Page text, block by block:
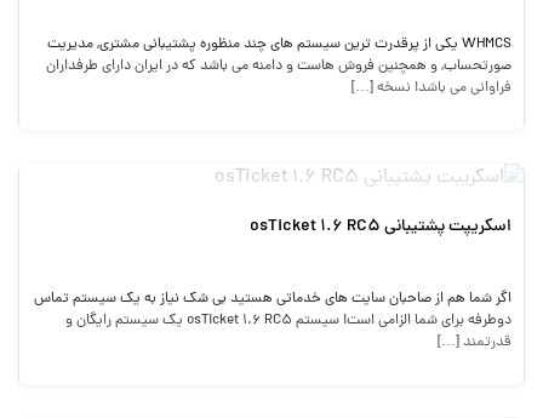
WHMCS یکی از پرقدرت ترین سیستم های چند منظوره پشتیبانی مشتری, مدیریت
صورتحساب, و همچنین فروش هاست و دامنه می باشد که در ایران دارای طرفداران
فراوانی می باشد! نسخه […]
اسکریپت پشتیبانی osTicket 1.6 RC5
اگر شما هم از صاحبان سایت های خدماتی هستید بی شک نیاز به یک سیستم تماس
دوطرفه برای شما الزامی است! سیستم osTicket 1.6 RC5 یک سیستم رایگان و
قدرتمند […]